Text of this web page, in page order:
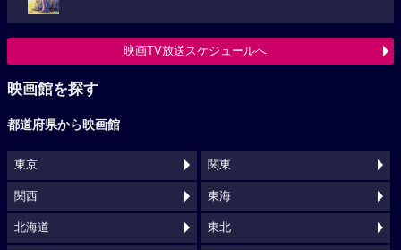
映画TV放送スケジュールへ
映画館を探す
都道府県から映画館
東京 関東
関西 東海
北海道 東北